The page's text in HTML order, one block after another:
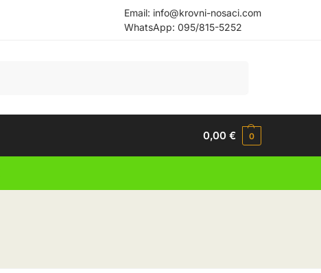
Email: info@krovni-nosaci.com
WhatsApp: 095/815-5252
0,00€ 0